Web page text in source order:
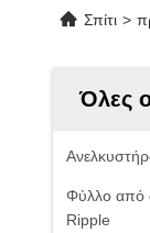
Σπίτι >
Όλες
Φύλλο από
Ripple